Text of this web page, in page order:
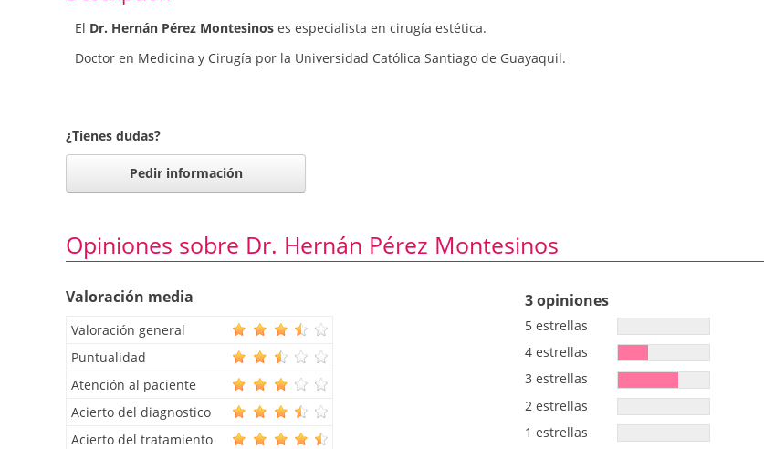
El Dr. Hernán Pérez Montesinos es especialista en cirugía estética.
Doctor en Medicina y Cirugía por la Universidad Católica Santiago de Guayaquil.
¿Tienes dudas?
Pedir información
Opiniones sobre Dr. Hernán Pérez Montesinos
Valoración media
Valoración general
Puntualidad
Atención al paciente
Acierto del diagnostico
Acierto del tratamiento
3 opiniones
5 estrellas
4 estrellas
3 estrellas
2 estrellas
1 estrellas